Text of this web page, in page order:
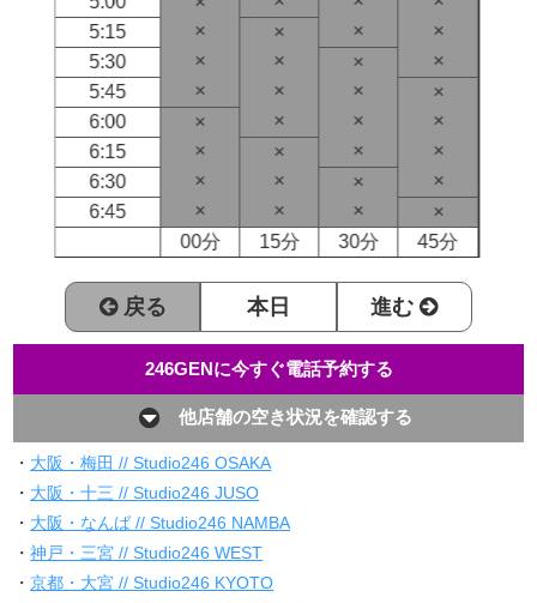
5:15
× × ×
×
5:30
× × ×
×
5:45
× × ×
×
6:00
× × ×
×
6:15
× × ×
×
6:30
× × ×
×
6:45
× × ×
×
00分
15分 30分 45分
戻る 本日 進む
246GENに今すぐ電話予約する
他店舗の空き状況を確認する
・ 大阪・梅田 // Studio246 OSAKA
・ 大阪・十三 // Studio246 JUSO
・ 大阪・なんば // Studio246 NAMBA
・神戸・三宮 // Studio246 WEST
・京都・大宮 // Studio246 KYOTO